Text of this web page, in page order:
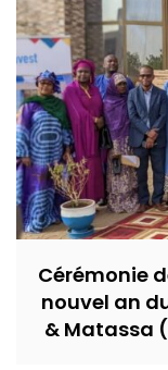
Cérémonie
nouvel an
& Matassa